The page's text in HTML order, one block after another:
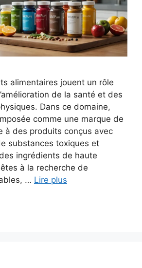
alimentaires jouent un rôle
de la santé et des
Dans ce domaine,
comme une marque de
à des produits conçus avec
substances toxiques et
ingrédients de haute
à la recherche de
… Lire plus